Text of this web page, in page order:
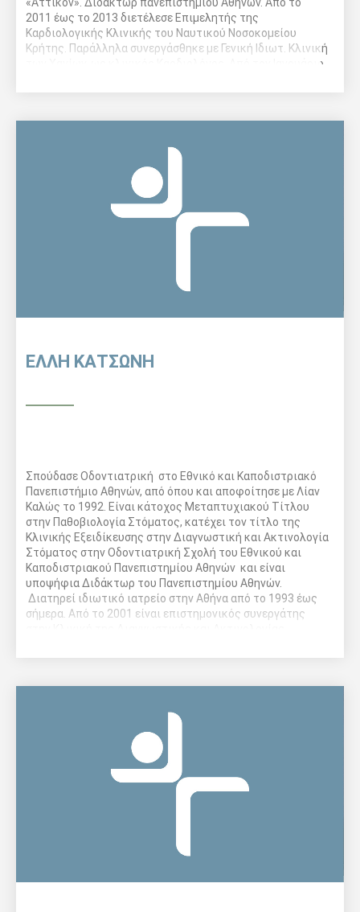
2011 έως το 2013 διετέλεσε Επιμελητής της
Καρδιολογικής Κλινικής του Ναυτικού Νοσοκομείου
Κρήτης. Παράλληλα συνεργάσθηκε με Γενική Ιδιωτ. Κλινική
των Χανίων, ως κλινικός Καρδιολόγος. Από τον Ιανουάριο
ΕΛΛΗ ΚΑΤΣΩΝΗ
Σπούδασε Οδοντιατρική στο Εθνικό και Καποδιστριακό
Πανεπιστήμιο Αθηνών, από όπου και αποφοίτησε με Λίαν
Καλώς το 1992. Είναι κάτοχος Μεταπτυχιακού Τίτλου
στην Παθοβιολογία Στόματος, κατέχει τον τίτλο της
Κλινικής Εξειδίκευσης στην Διαγνωστική και Ακτινολογία
Στόματος στην Οδοντιατρική Σχολή του Εθνικού και
Καποδιστριακού Πανεπιστημίου Αθηνών και είναι
υποψήφια Διδάκτωρ του Πανεπιστημίου Αθηνών.
Διατηρεί ιδιωτικό ιατρείο στην Αθήνα από το 1993 έως
σήμερα. Από το 2001 είναι επιστημονικός συνεργάτης
επιστημονικών εταιρειών. Από το 2006 έως το 2010
Εταιρεία της Ελλάδος. Επίσης, έχει δημοσιεύσεις σε
ελληνικά και ξένα επιστημονικά περιοδικά και έχει
συμμετάσχει ως ομιλητής σε ελληνικά και διεθνή
συνέδρια. Είναι επιστημονικά υπεύθυνη του τμήματος
οδοντιατρικής απεικόνισης της ΙΑΤΡΙΚΗΣ ΕΠΙΒΛΕΨΗΣ.